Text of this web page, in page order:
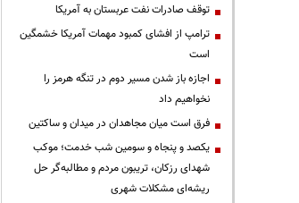
توقف صادرات نفت عربستان به آمریکا
ترامپ از افشای کمبود مهمات آمریکا خشمگین
است
اجازه باز شدن مسیر دوم در تنگه هرمز را
نخواهیم داد
فرق است میان مجاهدان در میدان و ساکتین
یکصد و پنجاه و سومین شب خدمت؛ موکب
شهدای رزکان، تریبون مردم و مطالبه‌گر حل
ریشه‌ای مشکلات شهری